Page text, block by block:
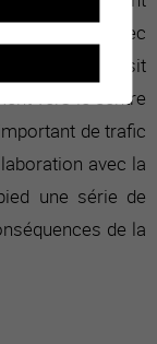
en cours. Avec
jour, le transit
vers le centre
de trafic
avec la
une série de
de la